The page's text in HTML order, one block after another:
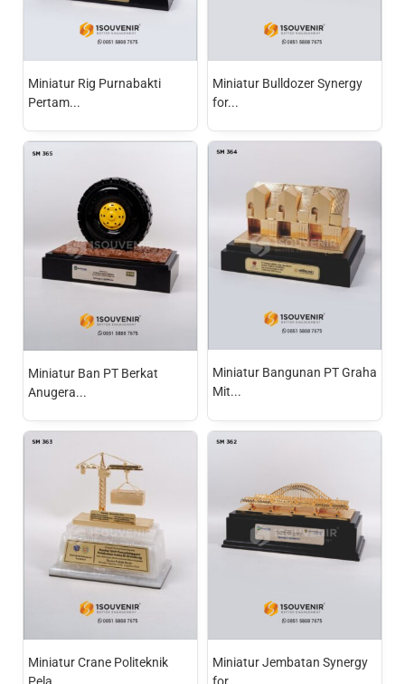
Miniatur Rig Purnabakti
Pertam...
Miniatur Bulldozer Synergy
for...
Miniatur Ban PT Berkat
Anugera...
Miniatur Bangunan PT Graha
Mit...
Miniatur Crane Politeknik
Miniatur Jembatan Synergy